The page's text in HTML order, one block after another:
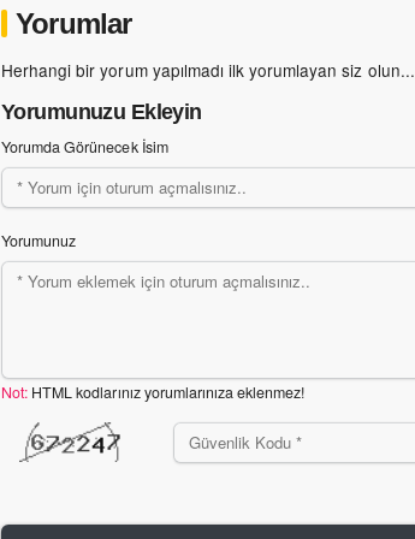
Yorumlar
Herhangi bir yorum yapılmadı ilk yorumlayan siz olun...
Yorumunuzu Ekleyin
Yorumda Görünecek İsim
Yorumunuz
Not: HTML kodlarınız yorumlarınıza eklenmez!